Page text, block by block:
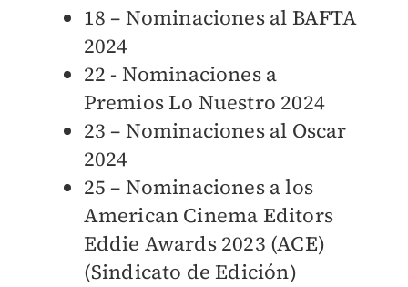
18 – Nominaciones al BAFTA
2024
22 - Nominaciones a
Premios Lo Nuestro 2024
23 – Nominaciones al Oscar
2024
25 – Nominaciones a los
American Cinema Editors
Eddie Awards 2023 (ACE)
(Sindicato de Edición)